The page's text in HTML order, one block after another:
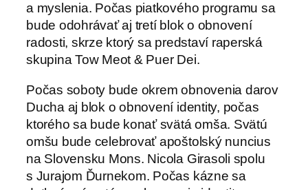
a myslenia. Počas piatkového programu sa
bude odohrávať aj tretí blok o obnovení
radosti, skrze ktorý sa predstaví raperská
skupina Tow Meot & Puer Dei.
Počas soboty bude okrem obnovenia darov
Ducha aj blok o obnovení identity, počas
ktorého sa bude konať svätá omša. Svätú
omšu bude celebrovať apoštolský nuncius
na Slovensku Mons. Nicola Girasoli spolu
s Jurajom Ďurnekom. Počas kázne sa